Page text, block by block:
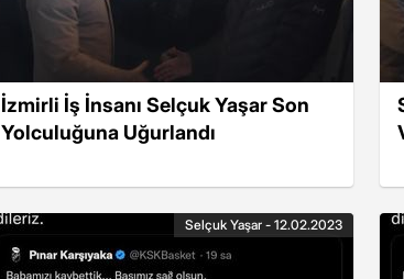
İzmirli İş İnsanı Selçuk Yaşar Son
Yolculuğuna Uğurlandı
Selçuk Yaşar - 12.02.2023